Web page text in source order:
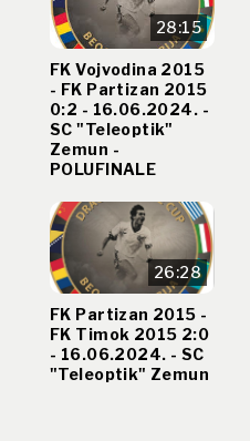
28:15
FK Vojvodina 2015
- FK Partizan 2015
0:2 - 16.06.2024. -
SC "Teleoptik"
Zemun -
POLUFINALE
26:28
FK Partizan 2015 -
FK Timok 2015 2:0
- 16.06.2024. - SC
"Teleoptik" Zemun